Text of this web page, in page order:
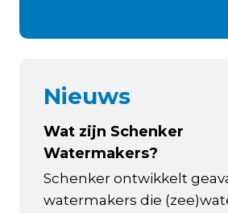
Nieuws
Wat zijn Schenker
Watermakers?
Schenker ontwikkelt
watermakers die